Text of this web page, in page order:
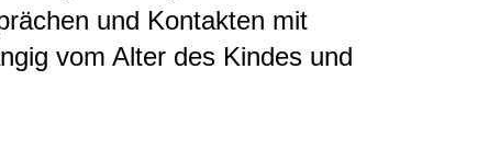
und Kontakten mit
vom Alter des Kindes und